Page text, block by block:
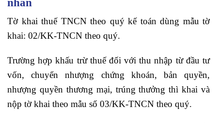
Tờ khai thuế TNCN theo quý kế toán dùng mẫu tờ
khai: 02/KK-TNCN theo quý.
Trường hợp khấu trừ thuế đối với thu nhập từ đầu tư
vốn, chuyển nhượng chứng khoán, bản quyền,
nhượng quyền thương mại, trúng thưởng thì khai và
nộp tờ khai theo mẫu số 03/KK-TNCN theo quý.